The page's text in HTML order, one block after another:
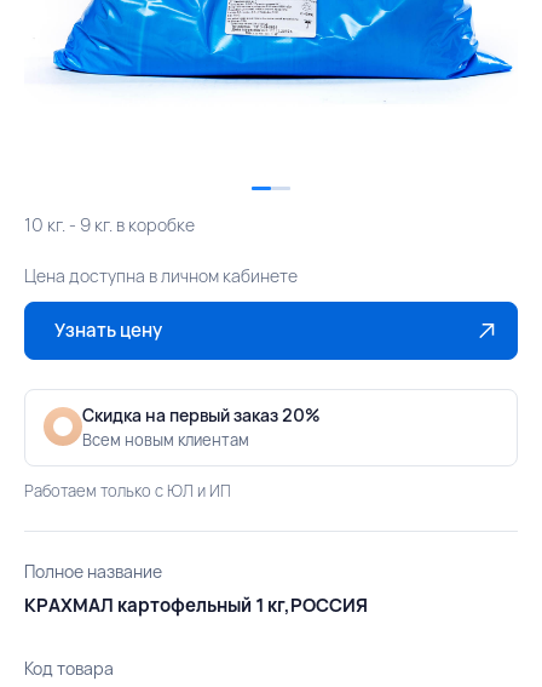
10 кг. - 9 кг. в коробке
Цена доступна в личном кабинете
Узнать цену
Скидка на первый заказ 20%
Всем новым клиентам
Работаем только с ЮЛ и ИП
Полное название
КРАХМАЛ картофельный 1 кг,РОССИЯ
Код товара